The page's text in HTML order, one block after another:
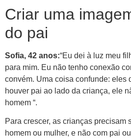
Criar uma
do pai
Sofia, 42 anos:“Eu dei à luz meu
para mim. Eu não tenho conexão
convém. Uma coisa confunde: eles
houver pai ao lado da criança, ele
homem “.
Para crescer, as crianças precisam
homem ou mulher, e não com pai